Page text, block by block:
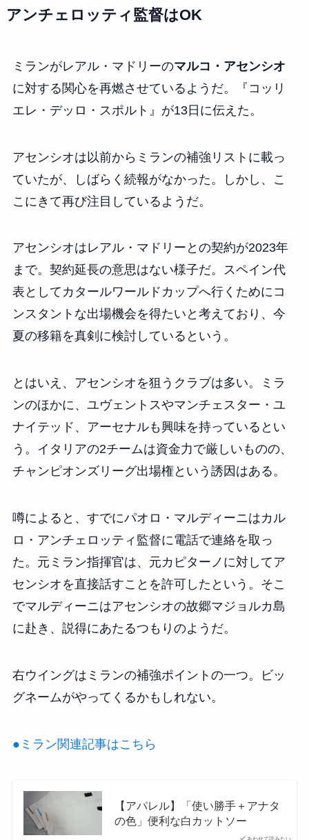
アンチェロッティ監督はOK
ミランがレアル・マドリーのマルコ・アセンシオ
に対する関心を再燃させているようだ。『コッリ
エレ・デッロ・スポルト』が13日に伝えた。
アセンシオは以前からミランの補強リストに載っ
ていたが、しばらく続報がなかった。しかし、こ
こにきて再び注目しているようだ。
アセンシオはレアル・マドリーとの契約が2023年
まで。契約延長の意思はない様子だ。スペイン代
表としてカタールワールドカップへ行くためにコ
ンスタントな出場機会を得たいと考えており、今
夏の移籍を真剣に検討しているという。
とはいえ、アセンシオを狙うクラブは多い。ミラ
ンのほかに、ユヴェントスやマンチェスター・ユ
ナイテッド、アーセナルも興味を持っているとい
う。イタリアの2チームは資金力で厳しいものの、
チャンピオンズリーグ出場権という誘因はある。
噂によると、すでにパオロ・マルディーニはカル
ロ・アンチェロッティ監督に電話で連絡を取っ
た。元ミラン指揮官は、元カピターノに対してア
センシオを直接話すことを許可したという。そこ
でマルディーニはアセンシオの故郷マジョルカ島
に赴き、説得にあたるつもりのようだ。
右ウイングはミランの補強ポイントの一つ。ビッ
グネームがやってくるかもしれない。
●ミラン関連記事はこちら
【アパレル】「使い勝手＋アナタ
の色」便利な白カットソー